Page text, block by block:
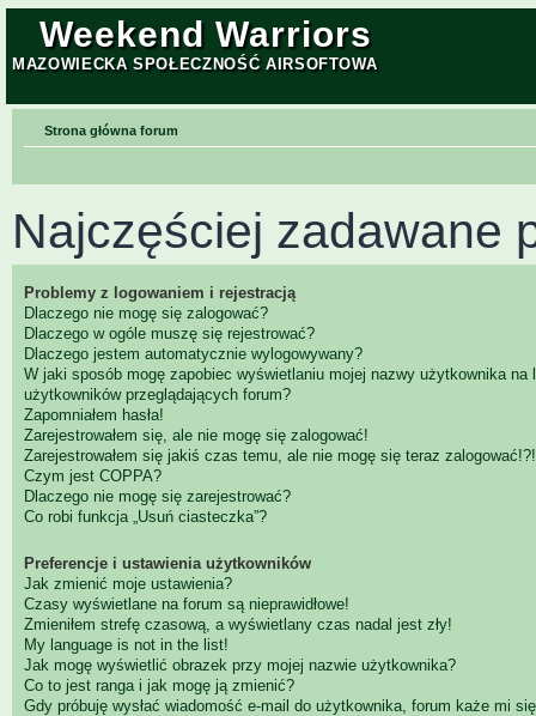
Weekend Warriors
MAZOWIECKA SPOŁECZNOŚĆ AIRSOFTOWA
Strona główna forum
Najczęściej zadawane
Problemy z logowaniem i rejestracją
Dlaczego nie mogę się zalogować?
Dlaczego w ogóle muszę się rejestrować?
Dlaczego jestem automatycznie wylogowywany?
W jaki sposób mogę zapobiec wyświetlaniu mojej nazwy użytkownika na
użytkowników przeglądających forum?
Zapomniałem hasła!
Zarejestrowałem się, ale nie mogę się zalogować!
Zarejestrowałem się jakiś czas temu, ale nie mogę się teraz zalogować!?!
Czym jest COPPA?
Dlaczego nie mogę się zarejestrować?
Co robi funkcja „Usuń ciasteczka”?
Preferencje i ustawienia użytkowników
Jak zmienić moje ustawienia?
Czasy wyświetlane na forum są nieprawidłowe!
Zmieniłem strefę czasową, a wyświetlany czas nadal jest zły!
My language is not in the list!
Jak mogę wyświetlić obrazek przy mojej nazwie użytkownika?
Co to jest ranga i jak mogę ją zmienić?
Gdy próbuję wysłać wiadomość e-mail do użytkownika, forum każe mi się